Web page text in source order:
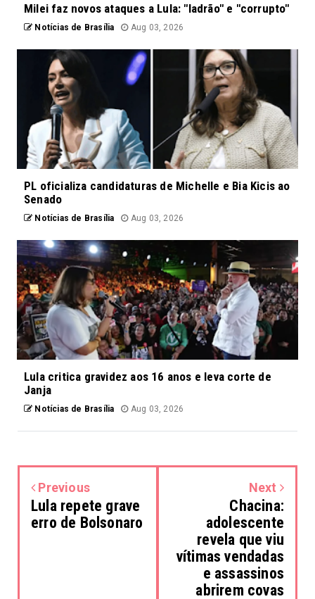
Milei faz novos ataques a Lula: "ladrão" e "corrupto"
Notícias de Brasília Aug 03, 2026
PL oficializa candidaturas de Michelle e Bia Kicis ao
Senado
Notícias de Brasília Aug 03, 2026
Lula critica gravidez aos 16 anos e leva corte de
Janja
Notícias de Brasília Aug 03, 2026
Previous
Lula repete grave
erro de Bolsonaro
Next
Chacina:
adolescente
revela que viu
vítimas vendadas
e assassinos
abrirem covas